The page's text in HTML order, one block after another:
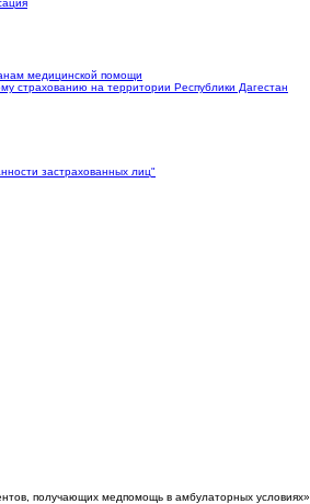
медицинской помощи
страхованию на территории Республики Дагестан
застрахованных лиц"
получающих медпомощь в амбулаторных условиях»